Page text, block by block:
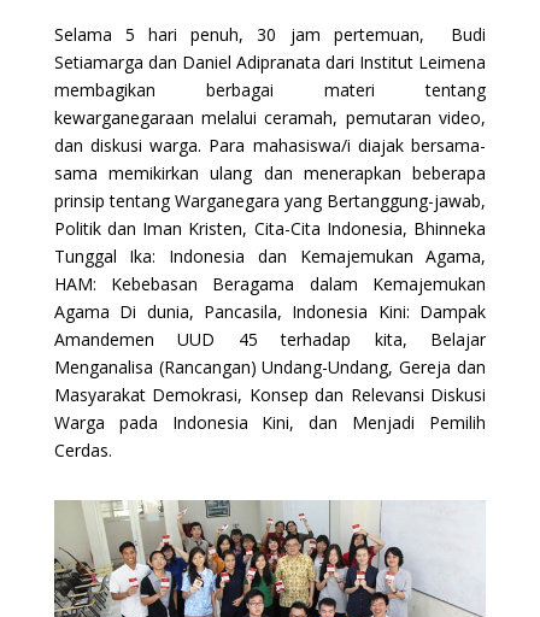
Selama 5 hari penuh, 30 jam pertemuan, Budi
Setiamarga dan Daniel Adipranata dari Institut Leimena
membagikan berbagai materi tentang
kewarganegaraan melalui ceramah, pemutaran video,
dan diskusi warga. Para mahasiswa/i diajak bersama-
sama memikirkan ulang dan menerapkan beberapa
prinsip tentang Warganegara yang Bertanggung-jawab,
Politik dan Iman Kristen, Cita-Cita Indonesia, Bhinneka
Tunggal Ika: Indonesia dan Kemajemukan Agama,
HAM: Kebebasan Beragama dalam Kemajemukan
Agama Di dunia, Pancasila, Indonesia Kini: Dampak
Amandemen UUD 45 terhadap kita, Belajar
Menganalisa (Rancangan) Undang-Undang, Gereja dan
Masyarakat Demokrasi, Konsep dan Relevansi Diskusi
Warga pada Indonesia Kini, dan Menjadi Pemilih
Cerdas.